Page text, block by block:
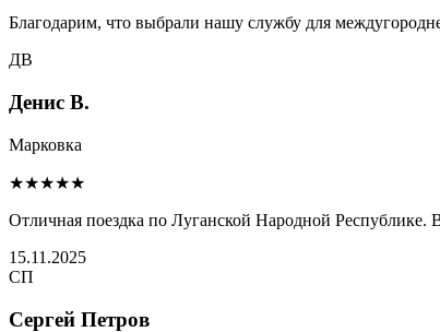
Благодарим, что выбрали нашу службу для
ДВ
Денис В.
Марковка
★★★★★
Отличная поездка по Луганской Народной Республике.
15.11.2025
СП
Сергей Петров